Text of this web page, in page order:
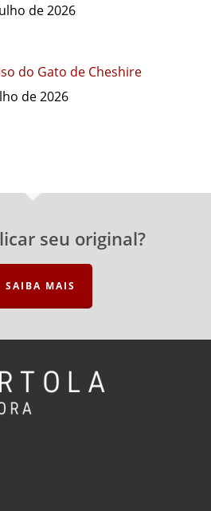
de 2026
do Gato de Cheshire
de 2026
seu original?
SAIBA MAIS